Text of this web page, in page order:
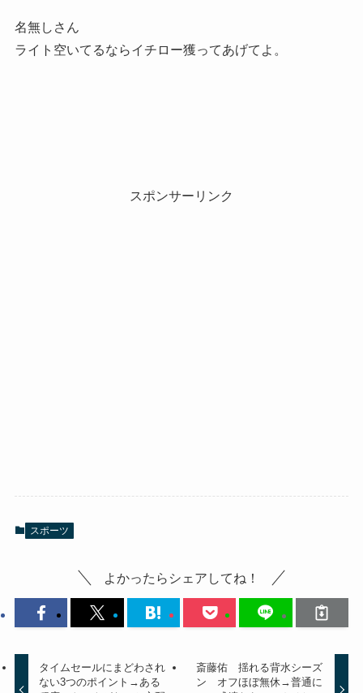
名無しさん
ライト空いてるならイチロー獲ってあげてよ。
スポンサーリンク
スポーツ
よかったらシェアしてね！
タイムセールにまどわされ
ない3つのポイント→ある
斎藤佑 揺れる背水シーズ
ン オフほぼ無休→普通に